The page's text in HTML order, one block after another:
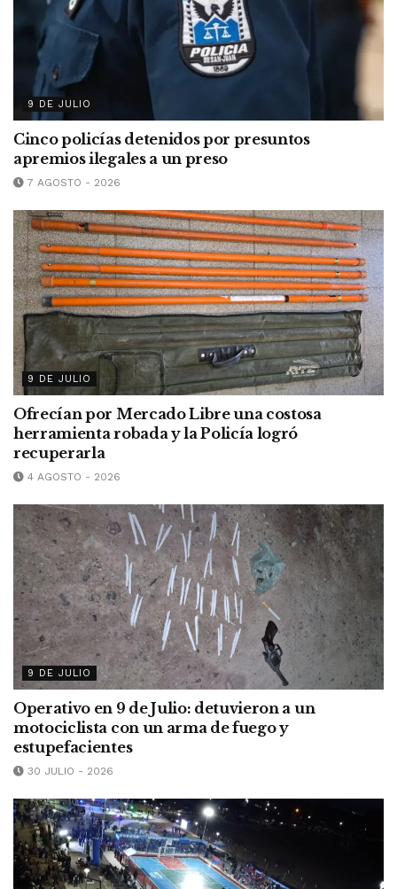
9 DE JULIO
Cinco policías detenidos por presuntos
apremios ilegales a un preso
7 AGOSTO - 2026
9 DE JULIO
Ofrecían por Mercado Libre una costosa
herramienta robada y la Policía logró
recuperarla
4 AGOSTO - 2026
9 DE JULIO
Operativo en 9 de Julio: detuvieron a un
motociclista con un arma de fuego y
estupefacientes
30 JULIO - 2026